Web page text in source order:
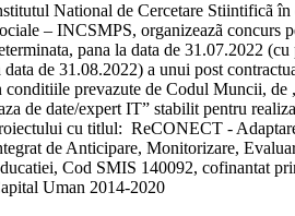
National de Cercetare Stiintificã
– INCSMPS, organizeazã concurs
pana la data de 31.07.2022
data de 31.08.2022) a unui post
conditiile prevazute de Codul Muncii, de
de date/expert IT” stabilit pentru
cu titlul: ReCONECT -
de Anticipare, Monitorizare,
Cod SMIS 140092, cofinantat
Uman 2014-2020